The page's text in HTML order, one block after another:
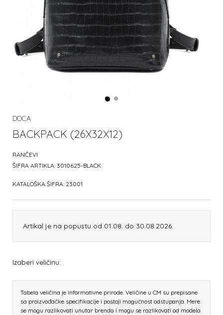
DOCA
BACKPACK (26X32X12)
RANČEVI
ŠIFRA ARTIKLA: 3010625-BLACK
KATALOŠKA ŠIFRA: 23001
Artikal je na popustu od 01.08. do 30.08.2026.
Izaberi veličinu:
Tabela veličina je informativne prirode. Veličine u CM su prepisane
sa proizvođačke specifikacije i postoji mogućnost odstupanja. Mere
se mogu razlikovati unutar brenda i mogu se razlikovati od modela